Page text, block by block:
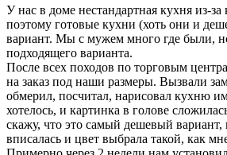
У нас в доме нестандартная кухня из-
поэтому готовые кухни (хоть они и
вариант. Мы с мужем много где были,
подходящего варианта.
После всех походов по торговым
на заказ под наши размеры. Вызвали
обмерил, посчитал, нарисовал кухню
хотелось, и картинка в голове
скажу, что это самый дешевый вариант,
вписалась и цвет выбрала такой, как